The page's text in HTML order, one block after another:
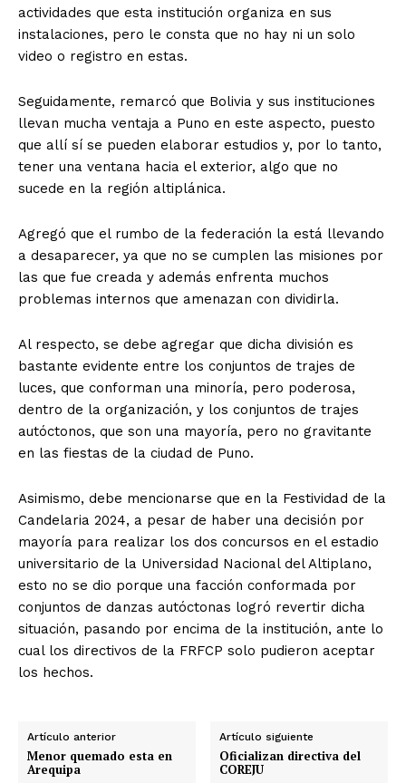
actividades que esta institución organiza en sus
instalaciones, pero le consta que no hay ni un solo
video o registro en estas.
Seguidamente, remarcó que Bolivia y sus instituciones
llevan mucha ventaja a Puno en este aspecto, puesto
que allí sí se pueden elaborar estudios y, por lo tanto,
tener una ventana hacia el exterior, algo que no
sucede en la región altiplánica.
Agregó que el rumbo de la federación la está llevando
a desaparecer, ya que no se cumplen las misiones por
las que fue creada y además enfrenta muchos
problemas internos que amenazan con dividirla.
Al respecto, se debe agregar que dicha división es
bastante evidente entre los conjuntos de trajes de
luces, que conforman una minoría, pero poderosa,
dentro de la organización, y los conjuntos de trajes
autóctonos, que son una mayoría, pero no gravitante
en las fiestas de la ciudad de Puno.
Asimismo, debe mencionarse que en la Festividad de la
Candelaria 2024, a pesar de haber una decisión por
mayoría para realizar los dos concursos en el estadio
universitario de la Universidad Nacional del Altiplano,
esto no se dio porque una facción conformada por
conjuntos de danzas autóctonas logró revertir dicha
situación, pasando por encima de la institución, ante lo
cual los directivos de la FRFCP solo pudieron aceptar
los hechos.
Artículo anterior
Menor quemado esta en
Arequipa
Artículo siguiente
Oficializan directiva del
COREJU